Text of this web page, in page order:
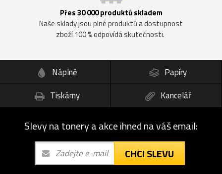
Přes 30 000 produktů skladem
Naše sklady jsou plné produktů a dostupnost
zboží 100 % odpovídá skutečnosti.
Náplně
Papíry
Tiskárny
Kancelář
Slevy na tonery a akce ihned na váš email:
CHCI SLEVU